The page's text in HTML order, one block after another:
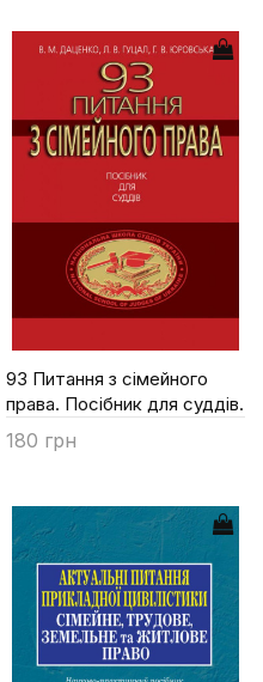
Музично-
Техніка та
Дизайн
Сільське
93 Питання з сімейного
права. Посібник для суддів.
180 грн